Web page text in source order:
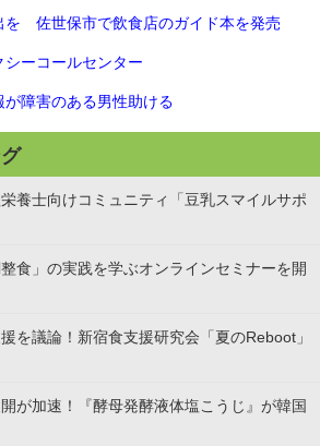
を 佐世保市で飲食店のガイド本を発売
シーコールセンター
が障害のある男性助ける
養士向けコミュニティ「豆乳スマイルサポ
食」の実践を学ぶオンラインセミナーを開
を議論！新宿食支援研究会「夏のReboot」
が加速！『酵母発酵液体塩こうじ』が韓国